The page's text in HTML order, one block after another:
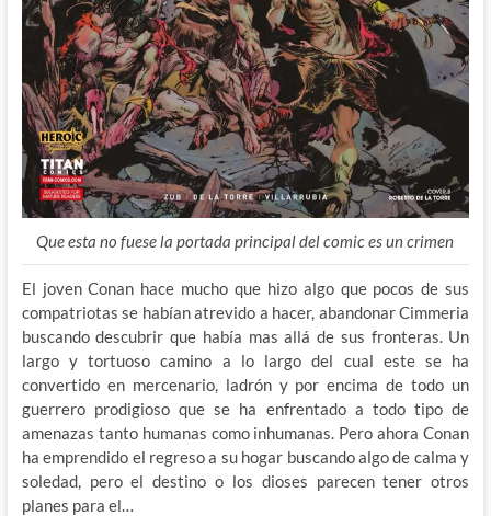
Que esta no fuese la portada principal del comic es un crimen
El joven Conan hace mucho que hizo algo que pocos de sus
compatriotas se habían atrevido a hacer, abandonar Cimmeria
buscando descubrir que había mas allá de sus fronteras. Un
largo y tortuoso camino a lo largo del cual este se ha
convertido en mercenario, ladrón y por encima de todo un
guerrero prodigioso que se ha enfrentado a todo tipo de
amenazas tanto humanas como inhumanas. Pero ahora Conan
ha emprendido el regreso a su hogar buscando algo de calma y
soledad, pero el destino o los dioses parecen tener otros
planes para el…